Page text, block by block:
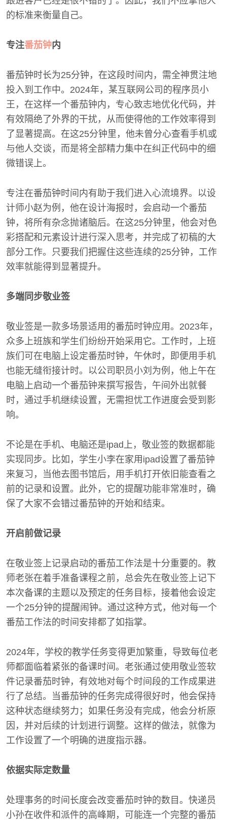
的标准来衡量自己。
专注番茄钟内
番茄钟时长为25分钟，在这段时间内，需全神贯注地
投入到工作中。2024年，某互联网公司的程序员小
王，在这样一个番茄钟内，专心致志地优化代码，并
有效隔绝了外界的干扰，从而使得他的工作效率得到
了显著提高。在这25分钟里，他未曾分心查看手机或
与他人交谈，而是将全部精力集中在纠正代码中的细
微错误上。
专注在番茄钟时间内有助于我们进入心流境界。以设
计师小赵为例，他在设计海报时，会启动一个番茄
钟，将所有杂念抛诸脑后。在这25分钟里，他会对色
彩搭配和元素设计进行深入思考，并完成了初稿的大
部分工作。只要我们把握住这些连续的25分钟，工作
效率就能得到显著提升。
多端同步敬业签
敬业签是一款多场景适用的番茄时钟应用。2023年，
众多上班族和学生们纷纷开始采用它。工作时，上班
族们可在电脑上设定番茄时钟，午休时，即便用手机
也能无缝衔接计时。以公司职员小刘为例，他上午在
电脑上启动一个番茄钟来撰写报告，午间外出就餐
时，通过手机继续设置，无需担忧工作进度会受到影
响。
不论是在手机、电脑还是ipad上，敬业签的数据都能
实现同步。比如，学生小李在家用ipad设置了番茄钟
来复习，当他去图书馆后，用手机打开依旧能查看之
前的记录和设置。此外，它的提醒功能非常准时，确
保了大家不会错过番茄钟的开始和结束。
开启前做记录
在敬业签上记录启动的番茄工作法是十分重要的。教
师老张在着手准备课程之前，总会先在敬业签上记下
本次备课的主题以及预定的任务目标，接着他会设定
一个25分钟的提醒闹钟。通过这种方式，他对每一个
番茄工作法的时间安排都了如指掌。
2024年，学校的教学任务变得更加繁重，导致每位老
师都面临着紧张的备课时间。老张通过使用敬业签软
件记录番茄时钟，有效地对每个时间段的工作成果进
行了总结。当番茄钟的任务完成得很好时，他会保持
这种状态继续努力；如果任务没有完成，他会分析原
因，并对后续的计划进行调整。这样的做法，就像为
工作设置了一个明确的进度指示器。
依据实际定数量
处理事务的时间长度会改变番茄时钟的数目。快递员
小孙在收件和派件的高峰期，可能连一个完整的番茄